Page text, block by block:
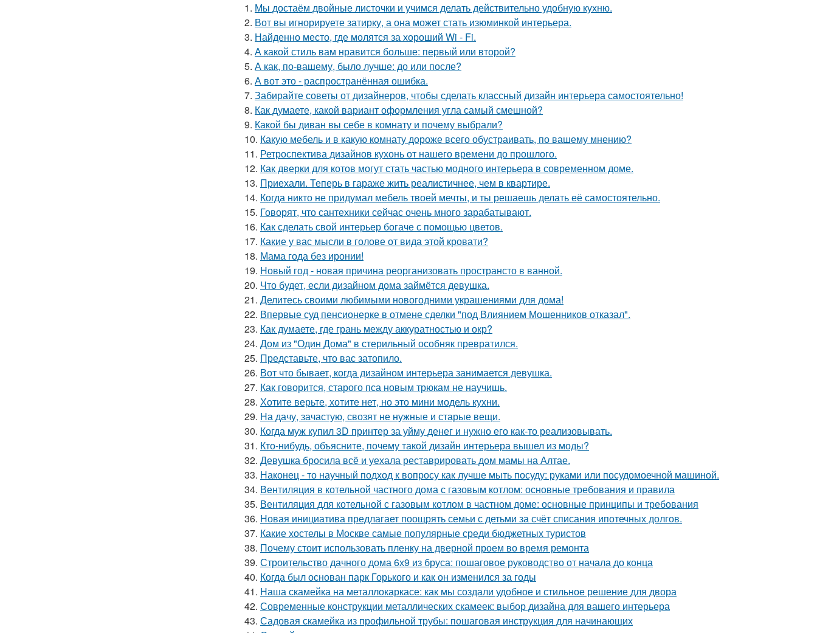
1. Мы достаём двойные листочки и учимся делать действительно удобную кухню.
2. Вот вы игнорируете затирку, а она может стать изюминкой интерьера.
3. Найденно место, где молятся за хороший Wi - Fi.
4. А какой стиль вам нравится больше: первый или второй?
5. А как, по-вашему, было лучше: до или после?
6. А вот это - распространённая ошибка.
7. Забирайте советы от дизайнеров, чтобы сделать классный дизайн интерьера самостоятельно!
8. Как думаете, какой вариант оформления угла самый смешной?
9. Какой бы диван вы себе в комнату и почему выбрали?
10. Какую мебель и в какую комнату дороже всего обустраивать, по вашему мнению?
11. Ретроспектива дизайнов кухонь от нашего времени до прошлого.
12. Как дверки для котов могут стать частью модного интерьера в современном доме.
13. Приехали. Теперь в гараже жить реалистичнее, чем в квартире.
14. Когда никто не придумал мебель твоей мечты, и ты решаешь делать её самостоятельно.
15. Говорят, что сантехники сейчас очень много зарабатывают.
16. Как сделать свой интерьер богаче с помощью цветов.
17. Какие у вас мысли в голове от вида этой кровати?
18. Мама года без иронии!
19. Новый год - новая причина реорганизовать пространсто в ванной.
20. Что будет, если дизайном дома займётся девушка.
21. Делитесь своими любимыми новогодними украшениями для дома!
22. Впервые суд пенсионерке в отмене сделки "под Влиянием Мошенников отказал".
23. Как думаете, где грань между аккуратностью и окр?
24. Дом из "Один Дома" в стерильный особняк превратился.
25. Представьте, что вас затопило.
26. Вот что бывает, когда дизайном интерьера занимается девушка.
27. Как говорится, старого пса новым трюкам не научишь.
28. Хотите верьте, хотите нет, но это мини модель кухни.
29. На дачу, зачастую, свозят не нужные и старые вещи.
30. Когда муж купил 3D принтер за уйму денег и нужно его как-то реализовывать.
31. Кто-нибудь, объясните, почему такой дизайн интерьера вышел из моды?
32. Девушка бросила всё и уехала реставрировать дом мамы на Алтае.
33. Наконец - то научный подход к вопросу как лучше мыть посуду: руками или посудомоечной машиной.
34. Вентиляция в котельной частного дома с газовым котлом: основные требования и правила
35. Вентиляция для котельной с газовым котлом в частном доме: основные принципы и требования
36. Новая инициатива предлагает поощрять семьи с детьми за счёт списания ипотечных долгов.
37. Какие хостелы в Москве самые популярные среди бюджетных туристов
38. Почему стоит использовать пленку на дверной проем во время ремонта
39. Строительство дачного дома 6х9 из бруса: пошаговое руководство от начала до конца
40. Когда был основан парк Горького и как он изменился за годы
41. Наша скамейка на металлокаркасе: как мы создали удобное и стильное решение для двора
42. Современные конструкции металлических скамеек: выбор дизайна для вашего интерьера
43. Садовая скамейка из профильной трубы: пошаговая инструкция для начинающих